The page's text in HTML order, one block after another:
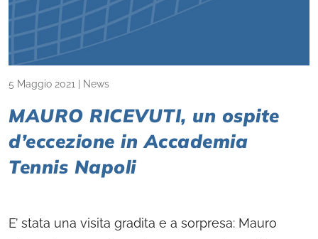
5 Maggio 2021 News
MAURO RICEVUTI, un ospite
d’eccezione in Accademia
Tennis Napoli
E’ stata una visita gradita e a sorpresa: Mauro